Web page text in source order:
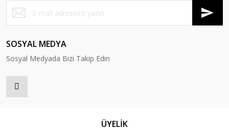
SOSYAL MEDYA
Sosyal Medyada Bizi Takip Edin
ÜYELİK